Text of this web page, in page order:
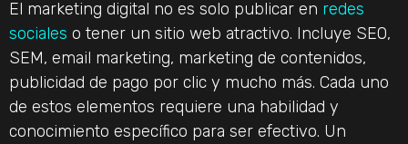
El marketing digital no es solo publicar en redes
sociales o tener un sitio web atractivo. Incluye SEO,
SEM, email marketing, marketing de contenidos,
publicidad de pago por clic y mucho más. Cada uno
de estos elementos requiere una habilidad y
conocimiento específico para ser efectivo. Un